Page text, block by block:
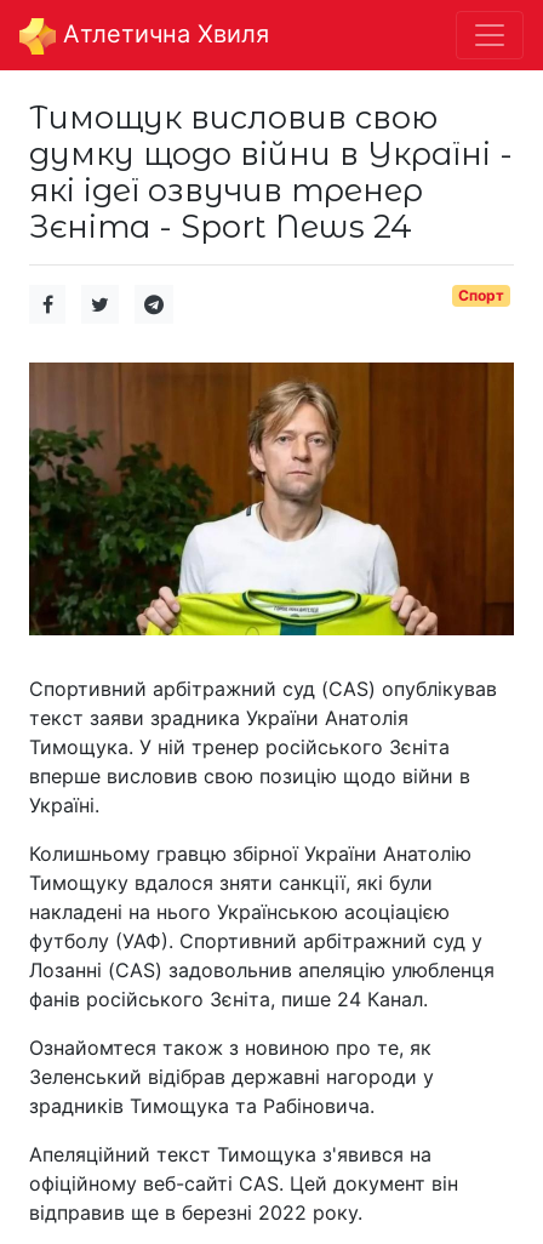
Aтлетична Хвиля
Тимощук висловив свою
думку щодо війни в Україні -
які ідеї озвучив тренер
Зєніта - Sport News 24
Спорт
Спортивний арбітражний суд (CAS) опублікував
текст заяви зрадника України Анатолія
Тимощука. У ній тренер російського Зєніта
вперше висловив свою позицію щодо війни в
Україні.
Колишньому гравцю збірної України Анатолію
Тимощуку вдалося зняти санкції, які були
накладені на нього Українською асоціацією
футболу (УАФ). Спортивний арбітражний суд у
Лозанні (CAS) задовольнив апеляцію улюбленця
фанів російського Зєніта, пише 24 Канал.
Ознайомтеся також з новиною про те, як
Зеленський відібрав державні нагороди у
зрадників Тимощука та Рабіновича.
Апеляційний текст Тимощука з'явився на
офіційному веб-сайті CAS. Цей документ він
відправив ще в березні 2022 року.